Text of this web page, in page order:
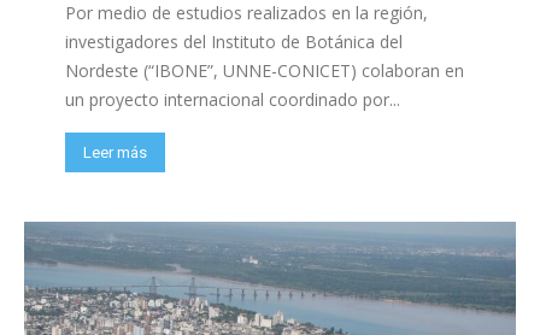
Por medio de estudios realizados en la región,
investigadores del Instituto de Botánica del
Nordeste (“IBONE”, UNNE-CONICET) colaboran en
un proyecto internacional coordinado por...
Leer más